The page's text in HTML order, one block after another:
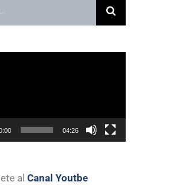
04:26
al Canal Youtbe